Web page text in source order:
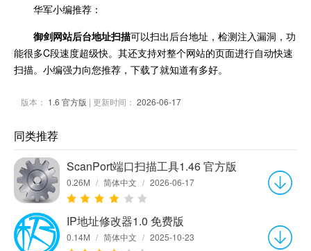
华军小编推荐：
御剑网站后台地址扫描可以扫出后台地址，检测注入漏洞，功
能很多C段速度超级快。其还支持对整个网站的页面进行自动快速
扫描。小编强力向您推荐，下载了就知道有多好。
版本： 1.6 官方版 | 更新时间： 2026-06-17
同类推荐
ScanPort端口扫描工具1.46 官方版
0.26M / 简体中文 / 2026-06-17
IP地址修改器1.0 免费版
0.14M / 简体中文 / 2025-10-23